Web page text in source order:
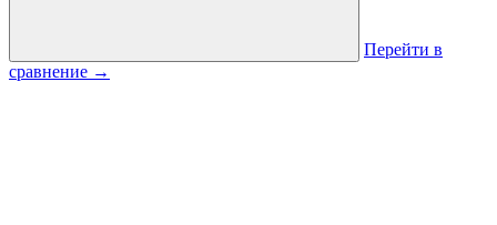
Перейти в
сравнение →